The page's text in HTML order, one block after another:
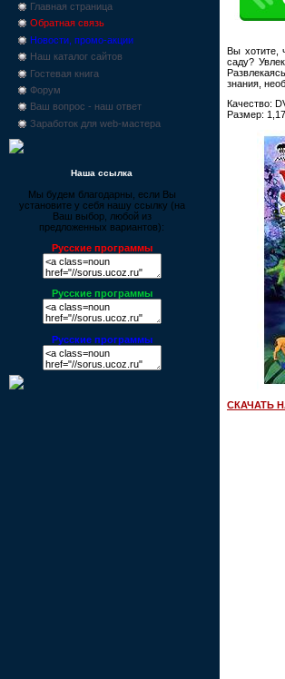
Главная страница
Обратная связь
Новости, промо-акции
Наш каталог сайтов
Гостевая книга
Форум
Ваш вопрос - наш ответ
Заработок для web-мастера
Наша ссылка
Мы будем благодарны, если Вы
установите у себя нашу ссылку (на
Ваш выбор, любой из
предложенных вариантов):
Русские программы
Русские программы
Русские программы
Вы хотите,
саду?
знания,
Качество:
Размер:
СКАЧАТЬ